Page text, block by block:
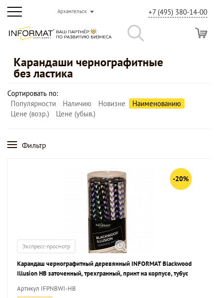
Архангельск +7 (495) 380-14-00
Карандаши чернографитные
без ластика
Сортировать по:
Популярности
Наличию Новизне
Наименованию
Цене (возр.)
Цене (убыв.)
Фильтр
-20%
Экспресс-просмотр
Карандаш чернографитный деревянный INFORMAT Blackwood
Illusion НВ заточенный, трехгранный, принт на корпусе, тубус
Артикул IFPNBWI-HB